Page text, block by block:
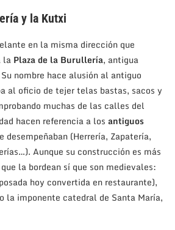
y la Kutxi
en la misma dirección que
la Plaza de la Burullería, antigua
nombre hace alusión al antiguo
al oficio de tejer telas bastas, sacos y
muchas de las calles del
hacen referencia a los antiguos
desempeñaban (Herrería, Zapatería,
Aunque su construcción es más
la bordean sí que son medievales:
hoy convertida en restaurante),
o la imponente catedral de Santa María,